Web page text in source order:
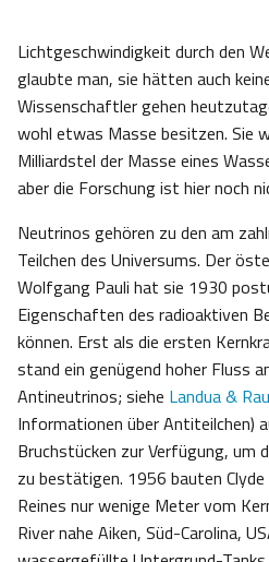
Lichtgeschwindigkeit durch den
glaubte man, sie hätten auch
Wissenschaftler gehen
wohl etwas Masse besitzen. Sie
Milliardstel der Masse eines
aber die Forschung ist hier noch
Neutrinos gehören zu den am
Teilchen des Universums. Der
Wolfgang Pauli hat sie 1930
Eigenschaften des radioaktiven
können. Erst als die ersten
stand ein genügend hoher Fluss
Antineutrinos; siehe Landua &
Informationen über Antiteilchen)
Bruchstücken zur Verfügung, um
zu bestätigen. 1956 bauten Clyde
Reines nur wenige Meter vom
River nahe Aiken, Süd-Carolina,